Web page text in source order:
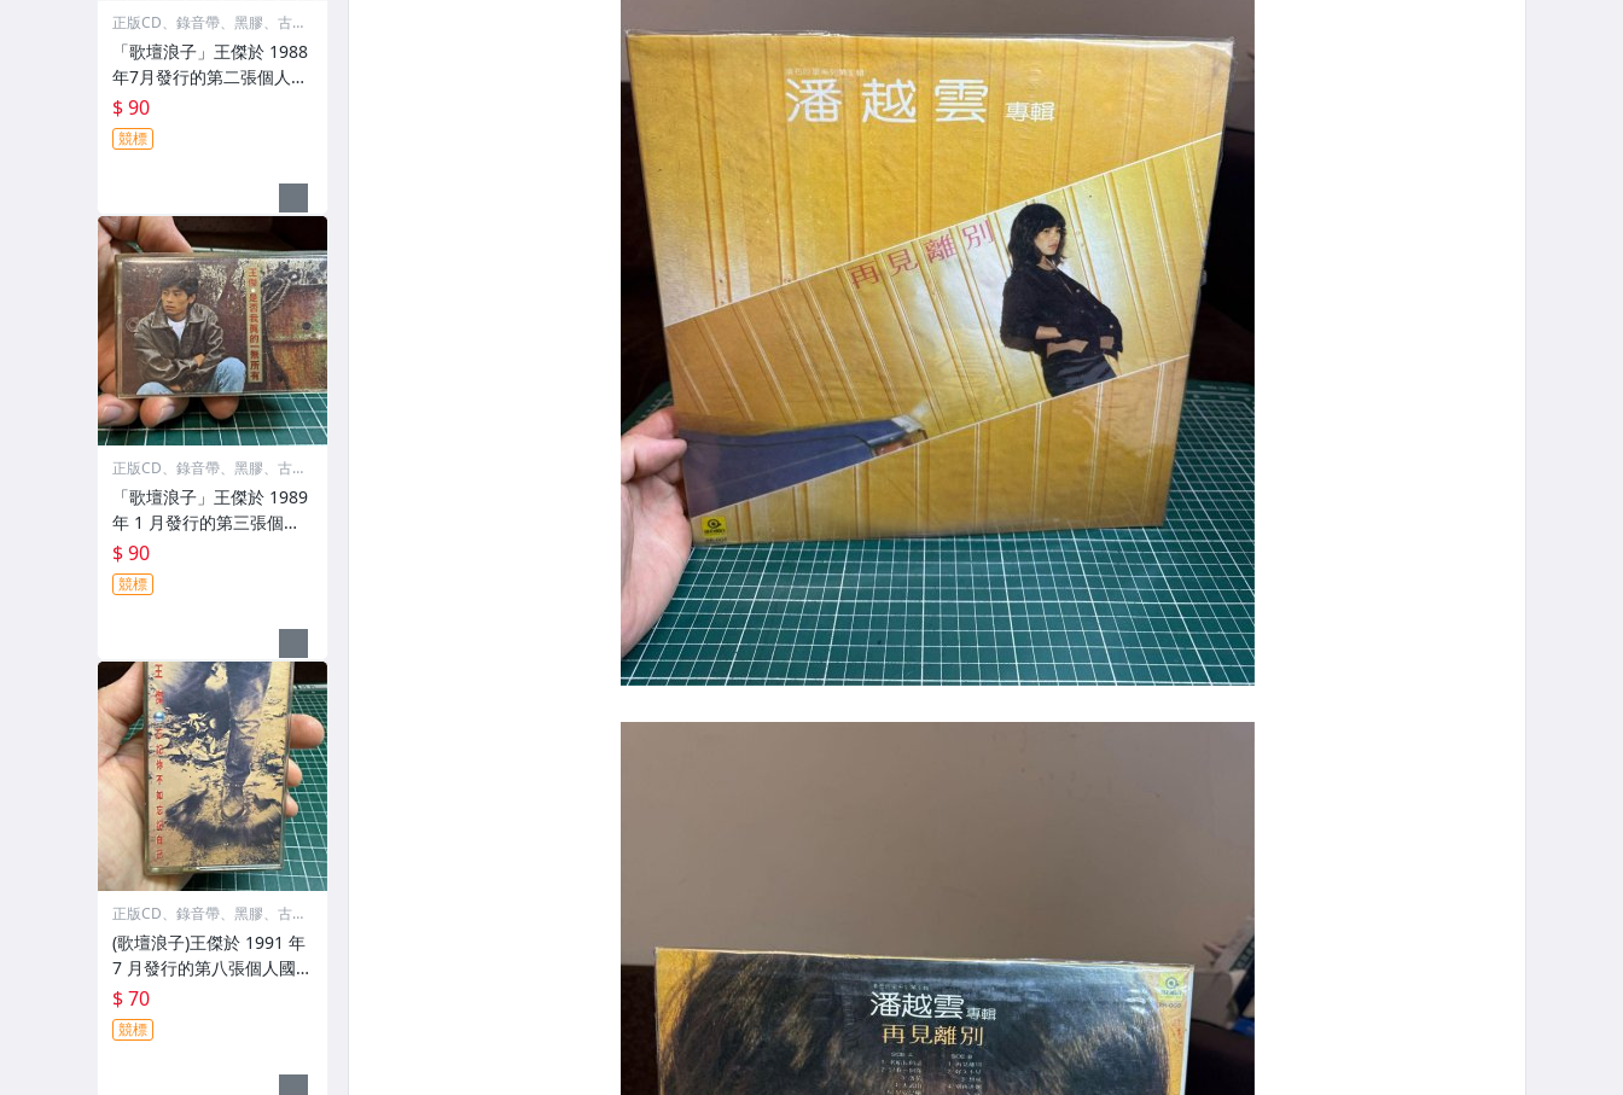
正版CD、錄音帶、黑膠、古
物
「歌壇浪子」王傑於 1988
年7月發行的第二張個人國
語專輯《忘了你 忘了我》
的原版音樂卡帶🈶歌詞 原
裝殼 絕版珍藏釋出 好貨請
$ 90
競標
正版CD、錄音帶、黑膠、古
物
「歌壇浪子」王傑於 1989
年 1 月發行的第三張個人
國語專輯《是否我真的一
無所有》的原版音樂卡帶
🈶歌詞 原裝殼 絕版珍藏釋
$ 90
競標
正版CD、錄音帶、黑膠、古
(歌壇浪子)王傑於 1991 年
7 月發行的第八張個人國語
專輯《忘記你不如忘記自
己》的原版音樂卡帶🈶歌
詞 原裝殼 絕版珍藏釋出 好
$ 70
競標